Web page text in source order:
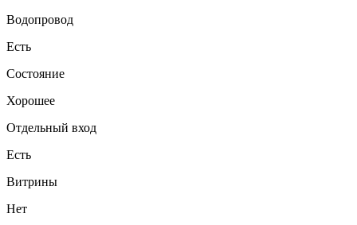
Водопровод
Есть
Состояние
Хорошее
Отдельный вход
Есть
Витрины
Нет